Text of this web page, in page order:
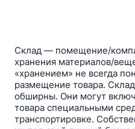
Склад — помещение/
хранения материалов/
«хранением» не всегда
размещение товара.
обширны. Они могут
товара специальными
транспортировке.